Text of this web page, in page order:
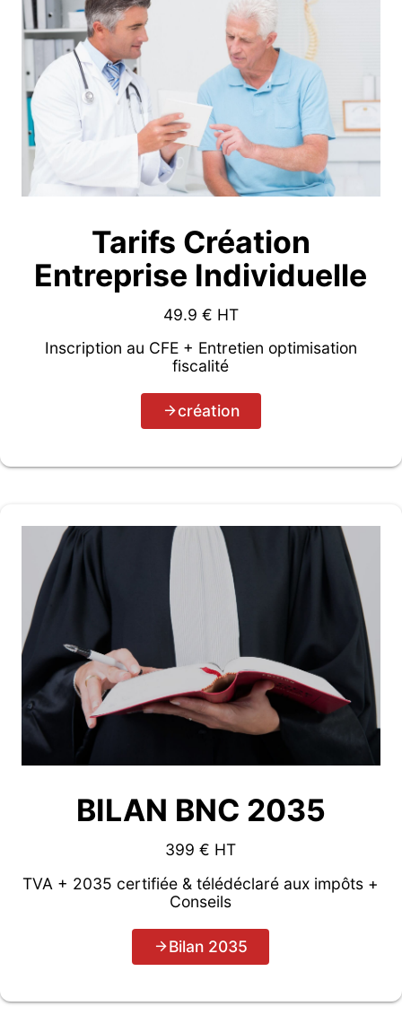
Tarifs Création
Entreprise Individuelle
49.9 € HT
Inscription au CFE + Entretien optimisation
fiscalité
création
BILAN BNC 2035
399 € HT
TVA + 2035 certifiée & télédéclaré aux impôts +
Conseils
Bilan 2035